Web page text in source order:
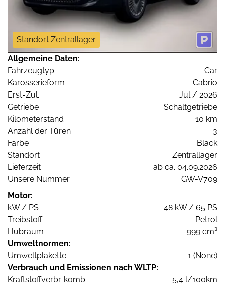
Standort Zentrallager
Allgemeine Daten:
Fahrzeugtyp
Car
Karosserieform
Cabrio
Erst-Zul.
Jul / 2026
Getriebe
Schaltgetriebe
Kilometerstand
10 km
Anzahl der Türen
3
Farbe
Black
Standort
Zentrallager
Lieferzeit
ab ca. 04.09.2026
Unsere Nummer
GW-V709
Motor:
kW / PS
48 kW / 65 PS
Treibstoff
Petrol
Hubraum
999 cm³
Umweltnormen:
Umweltplakette
1 (None)
Verbrauch und Emissionen nach WLTP:
Kraftstoffverbr. komb.
5,4 l/100km